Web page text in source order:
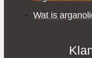
Wat is